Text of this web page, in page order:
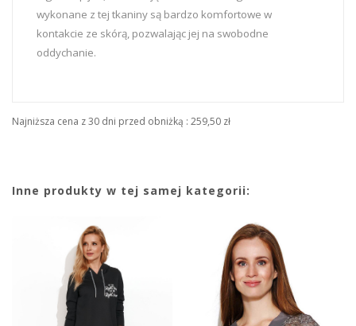
wykonane z tej tkaniny są bardzo komfortowe w
kontakcie ze skórą, pozwalając jej na swobodne
oddychanie.
Najniższa cena z 30 dni przed obniżką : 259,50 zł
Inne produkty w tej samej kategorii: